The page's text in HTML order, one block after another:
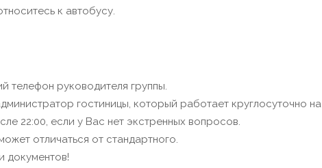
к автобусу.
телефон руководителя группы.
гостиницы, который работает круглосуточно
22:00, если у Вас нет экстренных вопросов.
отличаться от стандартного.
документов!